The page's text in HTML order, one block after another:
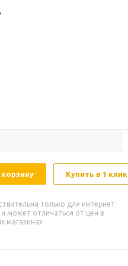
корзину Купить в 1 клик
только для интернет-
и может отличаться от цен в
магазинах